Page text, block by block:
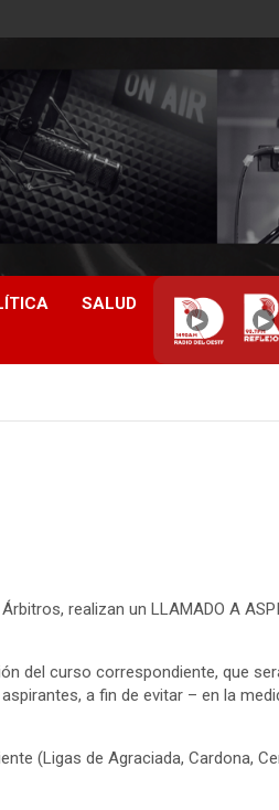
SALUD
▶ ▶
realizan un LLAMADO A
del curso correspondiente, que
a fin de evitar – en la
(Ligas de Agraciada, Cardona,